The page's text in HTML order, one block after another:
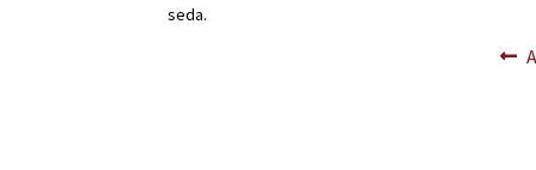
seda.